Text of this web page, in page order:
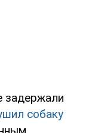
задержали
собаку